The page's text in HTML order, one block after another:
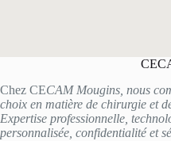
Chez CECAM Mougins, nous
choix en matière de chirurgie et
Expertise professionnelle,
personnalisée, confidentialité et